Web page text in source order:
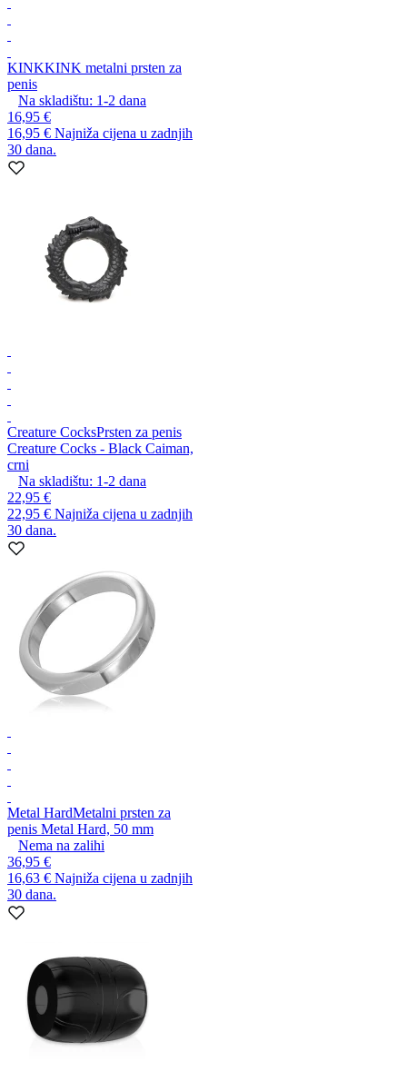
KINKKINK metalni prsten za
penis
Na skladištu: 1-2 dana
16,95 €
16,95 € Najniža cijena u zadnjih
30 dana.
Creature CocksPrsten za penis
Creature Cocks - Black Caiman,
crni
Na skladištu: 1-2 dana
22,95 €
22,95 € Najniža cijena u zadnjih
30 dana.
Metal HardMetalni prsten za
penis Metal Hard, 50 mm
Nema na zalihi
36,95 €
16,63 € Najniža cijena u zadnjih
30 dana.